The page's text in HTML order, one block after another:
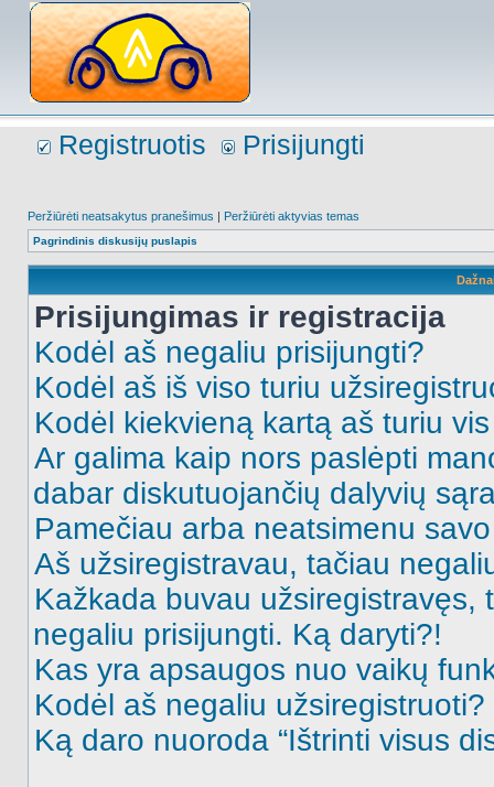
Registruotis Prisijungti
Peržiūrėti neatsakytus pranešimus | Peržiūrėti aktyvias temas
Pagrindinis diskusijų puslapis
Prisijungimas ir registracija
Kodėl aš negaliu prisijungti?
Kodėl aš iš viso turiu
Kodėl kiekvieną kartą aš turiu
Ar galima kaip nors paslėpti
dabar diskutuojančių dalyvių
Pamečiau arba neatsimenu
Aš užsiregistravau, tačiau
Kažkada buvau užsiregistravęs,
negaliu prisijungti. Ką daryti?!
Kas yra apsaugos nuo vaikų
Kodėl aš negaliu užsiregistruoti?
Ką daro nuoroda “Ištrinti visus